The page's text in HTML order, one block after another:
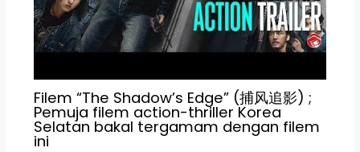
Filem “The Shadow’s Edge” (捕风追影) ;
Pemuja filem action-thriller Korea
Selatan bakal tergamam dengan filem
ini